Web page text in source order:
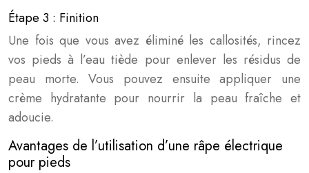
Étape 3 : Finition
Une fois que vous avez éliminé les callosités, rincez
vos pieds à l’eau tiède pour enlever les résidus de
peau morte. Vous pouvez ensuite appliquer une
crème hydratante pour nourrir la peau fraîche et
adoucie.
Avantages de l’utilisation d’une râpe électrique
pour pieds